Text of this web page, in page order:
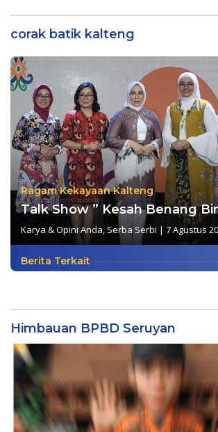
corak batik kalteng
Ragam Kekayaan Kalteng
Talk Show ” Kesah Benang
Karya & Opini Anda,Serba Serbi | 7 Agustus
Berita Terkait
Himbauan BPBD Seruyan